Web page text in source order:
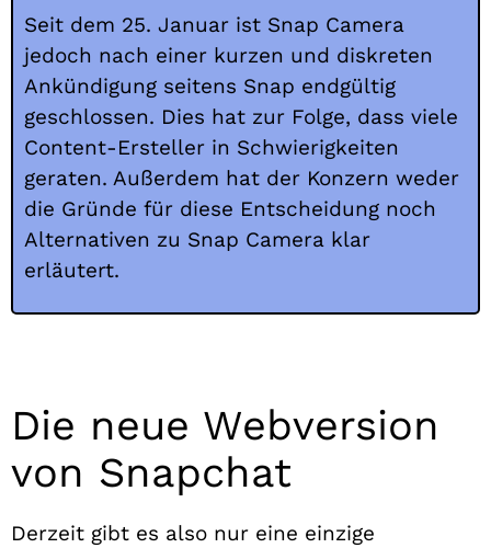
Seit dem 25. Januar ist Snap Camera
jedoch nach einer kurzen und diskreten
Ankündigung seitens Snap endgültig
geschlossen. Dies hat zur Folge, dass viele
Content-Ersteller in Schwierigkeiten
geraten. Außerdem hat der Konzern weder
die Gründe für diese Entscheidung noch
Alternativen zu Snap Camera klar
erläutert.
Die neue Webversion
von Snapchat
Derzeit gibt es also nur eine einzige